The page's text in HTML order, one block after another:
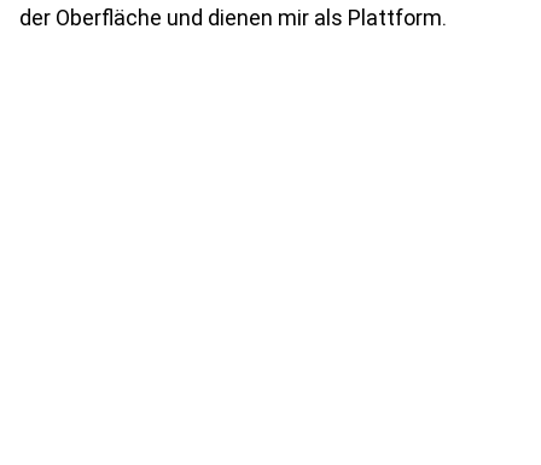
der Oberfläche und dienen mir als Plattform.